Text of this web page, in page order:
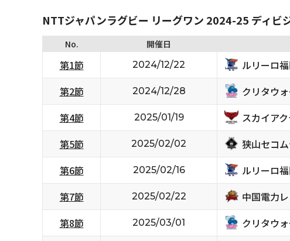
NTTジャパンラグビー リーグワン 2024-25 ディビ
No. 開催日
第1節 2024/12/22 ルリーロ
第2節 2024/12/28 クリタウ
第4節 2025/01/19 スカイア
第5節 2025/02/02 狭山セコ
第6節 2025/02/16 ルリーロ
第7節 2025/02/22 中国電力
第8節 2025/03/01 クリタウ